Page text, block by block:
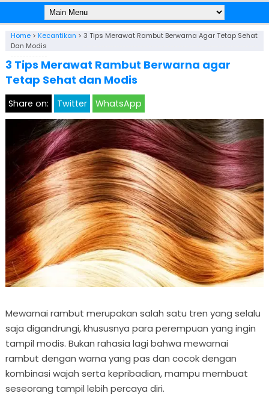
Home> Kecantikan > 3 Tips Merawat Rambut Berwarna Agar Tetap Sehat
Dan Modis
3 Tips Merawat Rambut Berwarna agar
Tetap Sehat dan Modis
Share on: Twitter WhatsApp
Mewarnai rambut merupakan salah satu tren yang selalu
saja digandrungi, khususnya para perempuan yang ingin
tampil modis. Bukan rahasia lagi bahwa mewarnai
rambut dengan warna yang pas dan cocok dengan
kombinasi wajah serta kepribadian, mampu membuat
seseorang tampil lebih percaya diri.